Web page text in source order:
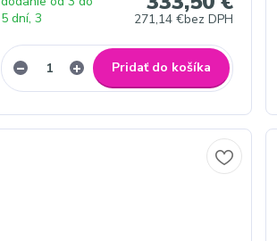
271,14 €bez DPH
5 dní, 3
Pridať do košíka